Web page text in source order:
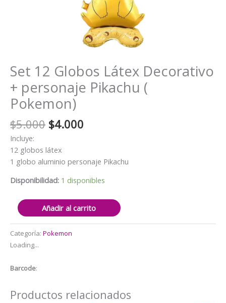
Set 12 Globos Látex Decorativo
+ personaje Pikachu (
Pokemon)
$5.000 El
original
era:
$5.000.
$4.000
es:
$4.000.
Incluye:
12 globos látex
1 globo aluminio personaje Pikachu
Disponibilidad: 1 disponibles
Set
Globos
Látex
Decorativo
personaje
(
Añadir al carrito
Categoría: Pokemon
Loading...
Barcode:
Productos relacionados